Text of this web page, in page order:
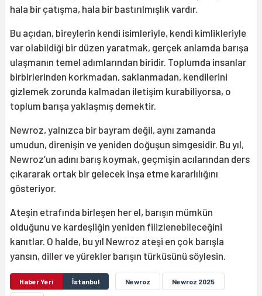
hala bir çatışma, hala bir bastırılmışlık vardır.
Bu açıdan, bireylerin kendi isimleriyle, kendi kimlikleriyle
var olabildiği bir düzen yaratmak, gerçek anlamda barışa
ulaşmanın temel adımlarından biridir. Toplumda insanlar
birbirlerinden korkmadan, saklanmadan, kendilerini
gizlemek zorunda kalmadan iletişim kurabiliyorsa, o
toplum barışa yaklaşmış demektir.
Newroz, yalnızca bir bayram değil, aynı zamanda
umudun, direnişin ve yeniden doğuşun simgesidir. Bu yıl,
Newroz’un adını barış koymak, geçmişin acılarından ders
çıkararak ortak bir gelecek inşa etme kararlılığını
gösteriyor.
Ateşin etrafında birleşen her el, barışın mümkün
olduğunu ve kardeşliğin yeniden filizlenebileceğini
kanıtlar. O halde, bu yıl Newroz ateşi en çok barışla
yansın, diller ve yürekler barışın türküsünü söylesin.
Haber Yeri İstanbul Newroz Newroz 2025